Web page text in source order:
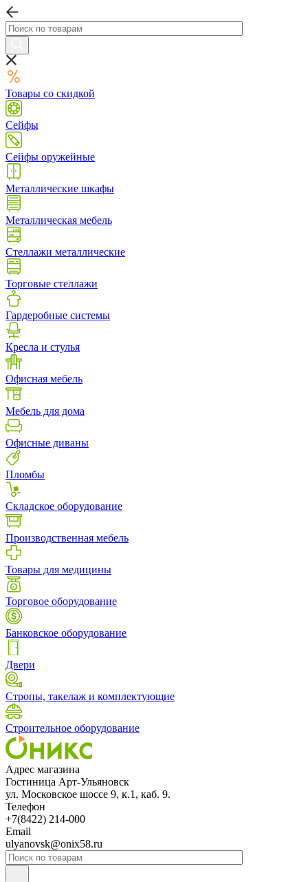
Товары со скидкой
Сейфы
Сейфы оружейные
Металлические шкафы
Металлическая мебель
Стеллажи металлические
Торговые стеллажи
Гардеробные системы
Кресла и стулья
Офисная мебель
Мебель для дома
Офисные диваны
Пломбы
Складское оборудование
Производственная мебель
Товары для медицины
Торговое оборудование
Банковское оборудование
Двери
Стропы, такелаж и комплектующие
Строительное оборудование
Адрес магазина
Гостиница Арт-Ульяновск
ул. Московское шоссе 9, к.1, каб. 9.
Телефон
+7(8422) 214-000
Email
ulyanovsk@onix58.ru